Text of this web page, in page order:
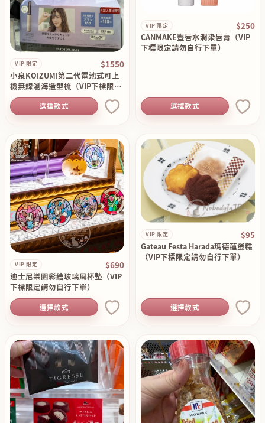
VIP 限定 $1550
小泉KOIZUMI第二代電池式可上
機無線瀏海造型梳（VIP下標限定
請勿自行下單）
選擇款式
VIP 限定 $250
CANMAKE豐唇水潤染唇膏（VIP
下標限定請勿自行下單）
選擇款式
VIP 限定 $690
迪士尼樂園彩繪玻璃風杯墊（VIP
下標限定請勿自行下單）
選擇款式
VIP 限定 $95
Gateau Festa Harada瑪德蓮蛋糕
（VIP下標限定請勿自行下單）
選擇款式